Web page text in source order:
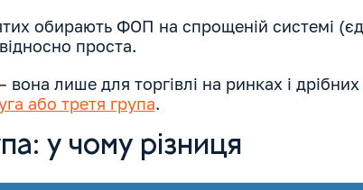
обирають ФОП на спрощеній системі
проста.
лише для торгівлі на ринках і
або третя група.
у чому різниця